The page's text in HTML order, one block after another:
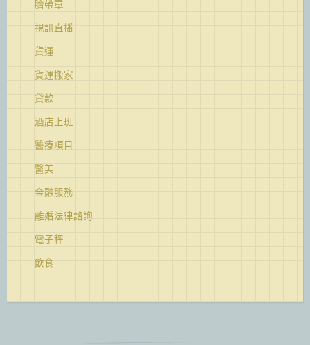
臍帶章
視訊直播
貨運
貨運搬家
貸款
酒店上班
醫療項目
醫美
金融服務
離婚法律諮詢
電子秤
飲食